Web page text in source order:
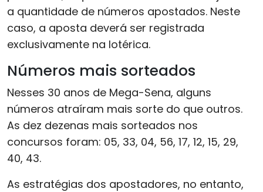
a quantidade de números apostados. Neste
caso, a aposta deverá ser registrada
exclusivamente na lotérica.
Números mais sorteados
Nesses 30 anos de Mega-Sena, alguns
números atraíram mais sorte do que outros.
As dez dezenas mais sorteados nos
concursos foram: 05, 33, 04, 56, 17, 12, 15, 29,
40, 43.
As estratégias dos apostadores, no entanto,